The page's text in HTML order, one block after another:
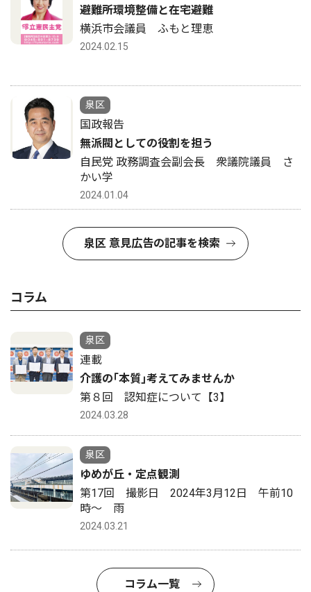
避難所環境整備と在宅避難
横浜市会議員 ふもと理恵
2024.02.15
泉区
国政報告
無派閥としての役割を担う
自民党 政務調査会副会長 衆議院議員 さ
かい学
2024.01.04
泉区 意見広告の記事を検索
コラム
泉区
連載
介護の｢本質｣考えてみませんか
第８回 認知症について【3】
2024.03.28
泉区
ゆめが丘・定点観測
第17回 撮影日 2024年3月12日 午前10
時〜 雨
2024.03.21
コラム一覧